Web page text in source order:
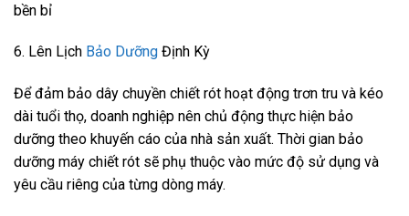
bền bỉ
6. Lên Lịch Bảo Dưỡng Định Kỳ
Để đảm bảo dây chuyền chiết rót hoạt động trơn tru và kéo
dài tuổi thọ, doanh nghiệp nên chủ động thực hiện bảo
dưỡng theo khuyến cáo của nhà sản xuất. Thời gian bảo
dưỡng máy chiết rót sẽ phụ thuộc vào mức độ sử dụng và
yêu cầu riêng của từng dòng máy.